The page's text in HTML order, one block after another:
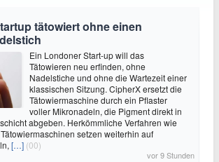
tätowiert ohne einen
Ein Londoner Start-up will das
Tätowieren neu erfinden, ohne
Nadelstiche und ohne die Wartezeit einer
klassischen Sitzung. CipherX ersetzt die
Tätowiermaschine durch ein Pflaster
voller Mikronadeln, die Pigment direkt in
abgeben. Herkömmliche Verfahren wie
setzen weiterhin auf
[…] (00)
vor 9 Stunden